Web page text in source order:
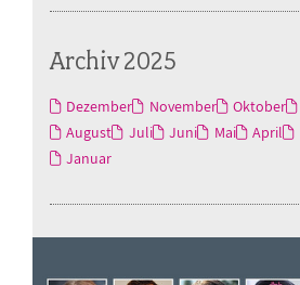
Archiv 2025
Dezember November Oktober
August
Juli Juni Mai April
Januar